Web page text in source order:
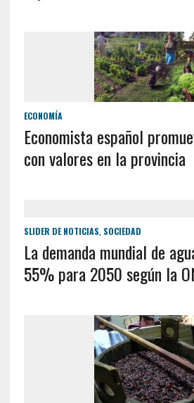
ECONOMÍA
Economista español
con valores en la provincia
SLIDER DE NOTICIAS SOCIEDAD
La demanda mundial de
55% para 2050 según la